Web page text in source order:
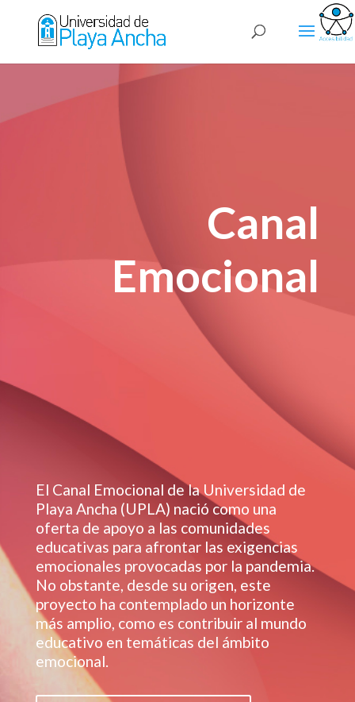
Canal
Emocional
El Canal Emocional de la Universidad de
Playa Ancha (UPLA) nació como una
oferta de apoyo a las comunidades
educativas para afrontar las exigencias
emocionales provocadas por la pandemia.
No obstante, desde su origen, este
proyecto ha contemplado un horizonte
más amplio, como es contribuir al mundo
educativo en temáticas del ámbito
emocional.